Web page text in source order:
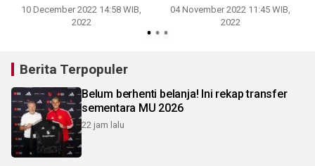
10 December 2022 14:58 WIB,
2022
04 November 2022 11:45 WIB,
2022
Berita Terpopuler
Belum berhenti belanja! Ini rekap transfer
sementara MU 2026
22 jam lalu